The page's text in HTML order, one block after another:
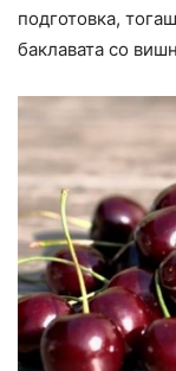
подготовка,
баклавата со